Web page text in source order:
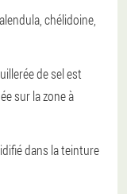
chélidoine,
de sel est
sur la zone à
dans la teinture